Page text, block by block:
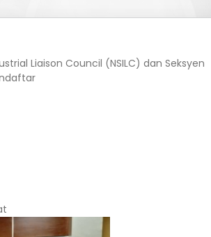
Liaison Council (NSILC) dan Seksyen